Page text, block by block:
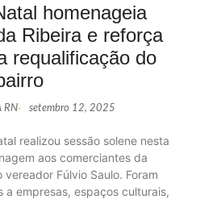
homenageia
Ribeira e reforça
requalificação do
RN- setembro 12, 2025
realizou sessão solene nesta
aos comerciantes da
Fúlvio Saulo. Foram
a empresas, espaços culturais,